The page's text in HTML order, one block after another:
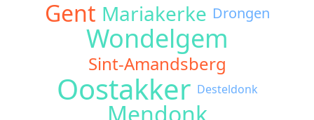
Gent Mariakerke Drongen
Wondelgem
Sint-Amandsberg
Oostakker Desteldonk
Mendonk